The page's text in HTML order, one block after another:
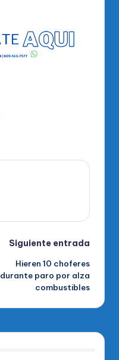
Siguiente entrada
Hieren 10 choferes
durante paro por alza
combustibles